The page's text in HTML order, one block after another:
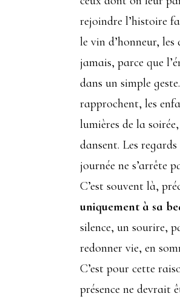
rejoindre l’histoire
le vin d’honneur,
jamais, parce que
dans un simple
rapprochent, les
lumières de la
dansent. Les
journée ne s’arrête
C’est souvent là,
uniquement à sa
silence, un sourire,
redonner vie, en
C’est pour cette
présence ne devrait